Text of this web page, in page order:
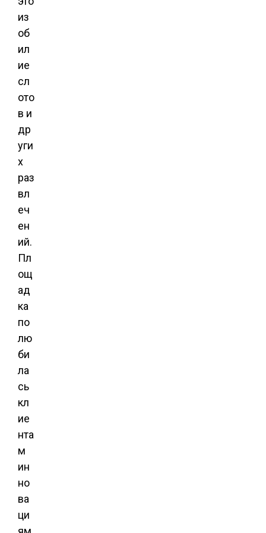
из
об
ил
ие
сл
ото
в и
др
уги
х
раз
вл
еч
ен
ий.
Пл
ощ
ад
ка
по
лю
би
ла
сь
кл
ие
нта
м
ин
но
ва
ци